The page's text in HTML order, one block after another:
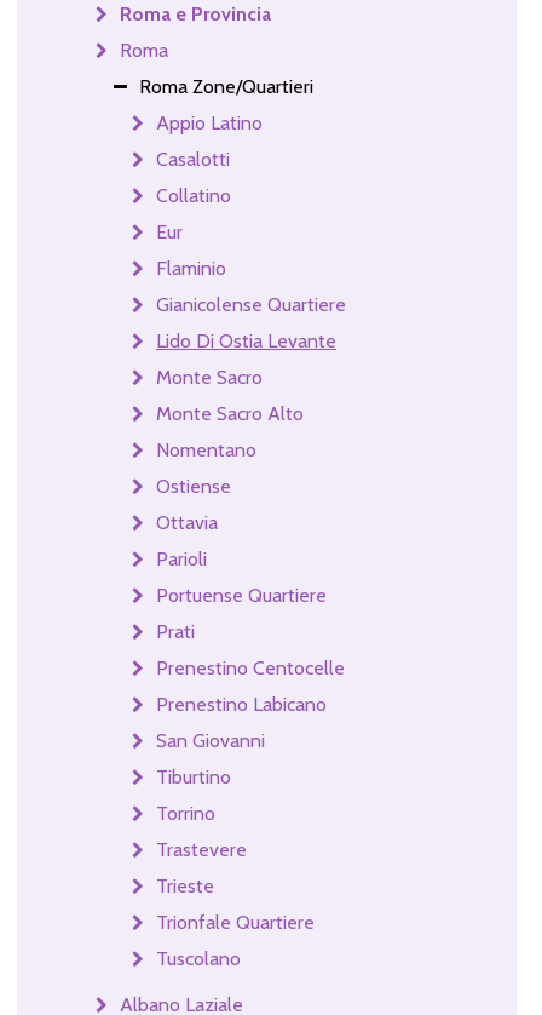
Roma e Provincia
Roma
Roma Zone/Quartieri
Appio Latino
Casalotti
Collatino
Eur
Flaminio
Gianicolense Quartiere
Lido Di Ostia Levante
Monte Sacro
Monte Sacro Alto
Nomentano
Ostiense
Ottavia
Parioli
Portuense Quartiere
Prati
Prenestino Centocelle
Prenestino Labicano
San Giovanni
Tiburtino
Torrino
Trastevere
Trieste
Trionfale Quartiere
Tuscolano
Albano Laziale